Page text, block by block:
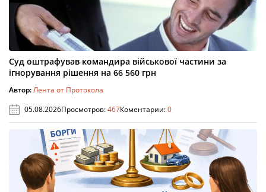
Суд оштрафував командира військової частини за
ігнорування рішення на 66 560 грн
Автор:Лента от Протокола
05.08.2026Просмотров:467Коментарии:0